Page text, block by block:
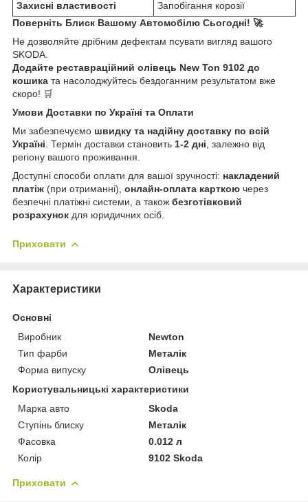
Захисні властивості
Запобігання корозії
Поверніть Блиск Вашому Автомобілю Сьогодні! 🚀
Не дозволяйте дрібним дефектам псувати вигляд вашого
SKODA.
Додайте реставраційний олівець New Ton 9102 до
кошика та насолоджуйтесь бездоганним результатом вже
скоро! 🛒
Умови Доставки по Україні та Оплати
Ми забезпечуємо швидку та надійну доставку по всій
Україні . Термін доставки становить 1-2 дні , залежно від
регіону вашого проживання.
Доступні способи оплати для вашої зручності: накладений
платіж (при отриманні), онлайн-оплата карткою через
безпечні платіжні системи, а також безготівковий
розрахунок для юридичних осіб.
Приховати
Характеристики
Основні
Виробник
Newton
Тип фарби
Металік
Форма випуску
Олівець
Користувальницькі характеристики
Марка авто
Skoda
Ступінь блиску
Металік
Фасовка
0.012 л
Колір
9102 Skoda
Приховати